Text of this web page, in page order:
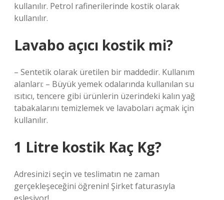
kullanılır. Petrol rafinerilerinde kostik olarak
kullanılır.
Lavabo açıcı kostik mi?
– Sentetik olarak üretilen bir maddedir. Kullanım
alanları: – Büyük yemek odalarında kullanılan su
ısıtıcı, tencere gibi ürünlerin üzerindeki kalın yağ
tabakalarını temizlemek ve lavaboları açmak için
kullanılır.
1 Litre kostik Kaç Kg?
Adresinizi seçin ve teslimatın ne zaman
gerçekleşeceğini öğrenin! Şirket faturasıyla